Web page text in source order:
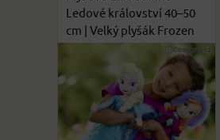
Ledové království 40–50
cm | Velký plyšák Frozen